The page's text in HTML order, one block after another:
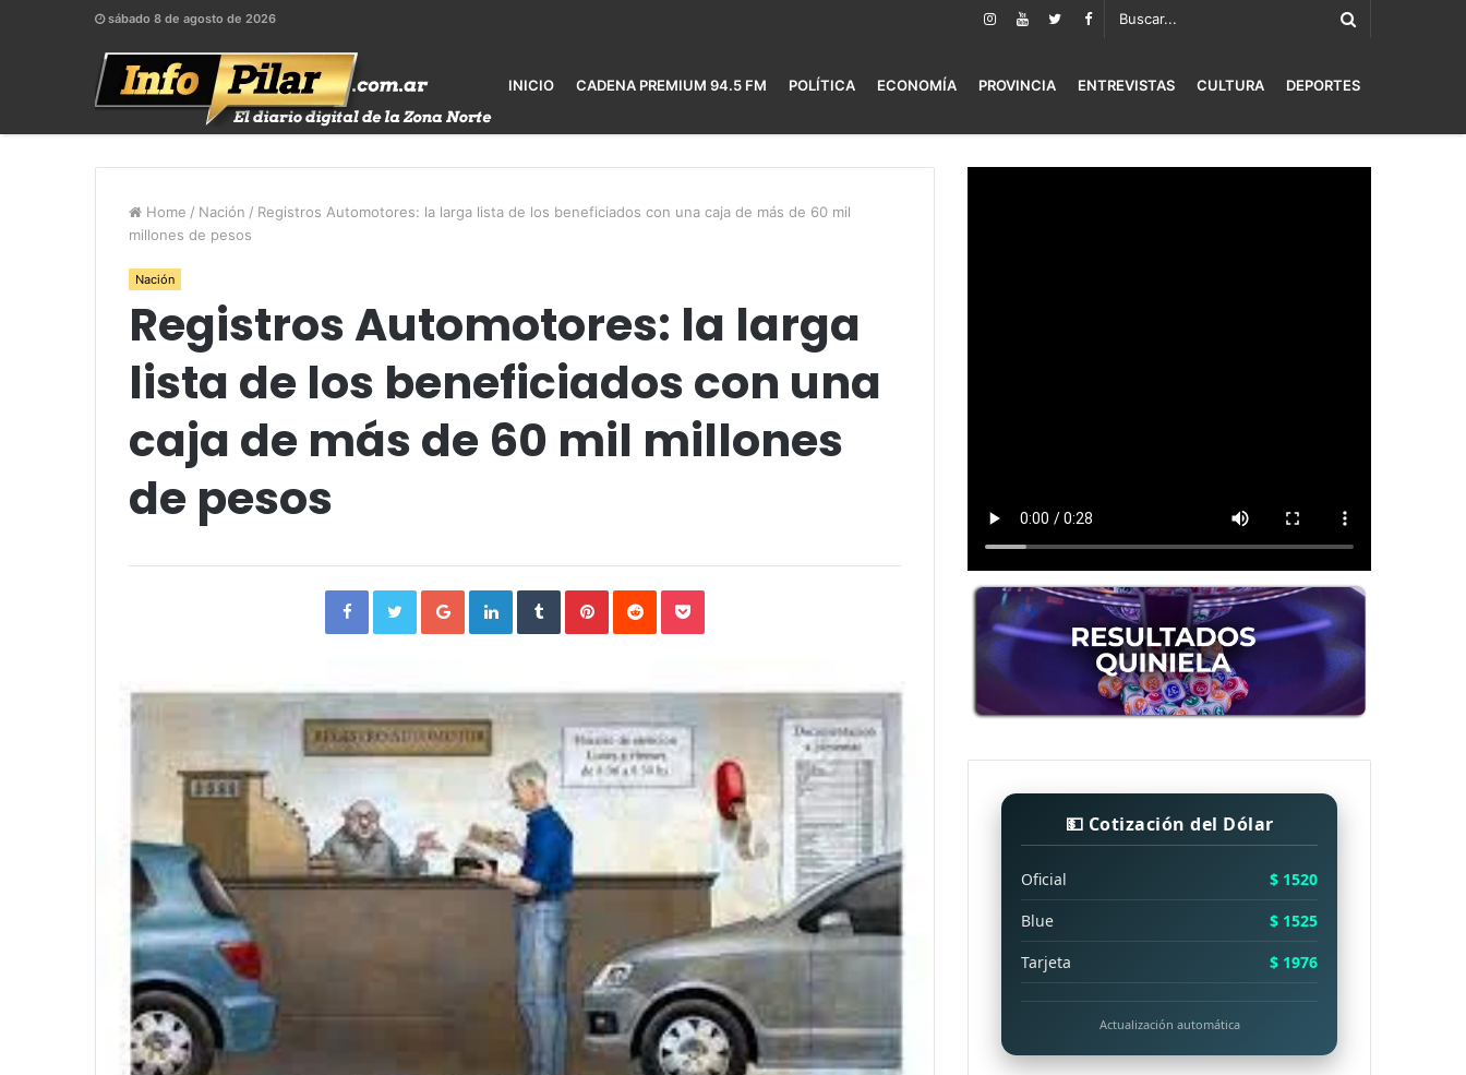
sábado 8 de agosto de 2026
INICIO CADENA PREMIUM 94.5 FM POLÍTICA ECONOMÍA PROVINCIA ENTREVISTAS CULTURA DEPORTES
Home / Nación / Registros Automotores: la larga lista de los beneficiados con una caja de más de 60 mil
millones de pesos
Nación
Registros Automotores: la larga
lista de los beneficiados con una
caja de más de 60 mil millones
de pesos
FacebookTwitterGoogle+LinkedInTumblrPinterestReddit Pocket
💵 Cotización del Dólar
Oficial
$ 1520
Blue
$ 1525
Tarjeta
$ 1976
Actualización automática